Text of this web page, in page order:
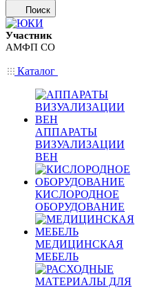
Поиск
Участник
АМФП СО
Каталог
АППАРАТЫ
ВИЗУАЛИЗАЦИИ
ВЕН
КИСЛОРОДНОЕ
ОБОРУДОВАНИЕ
МЕДИЦИНСКАЯ
МЕБЕЛЬ